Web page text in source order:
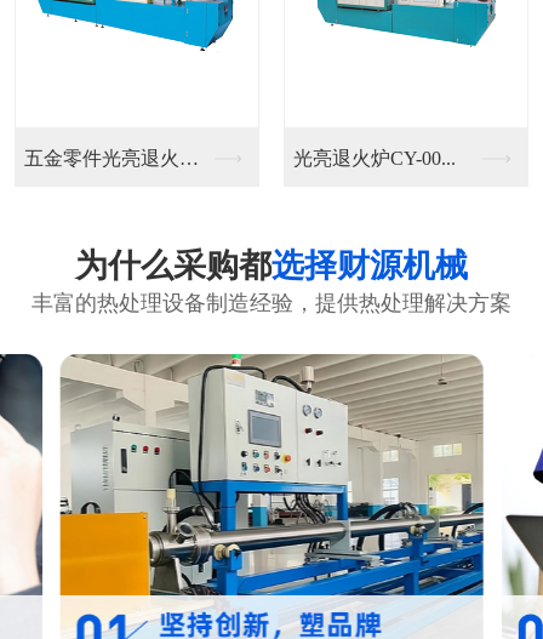
五金零件光亮退火炉C... 光亮退火炉CY-00...
为什么采购都选择财源机械
丰富的热处理设备制造经验，提供热处理解决方案